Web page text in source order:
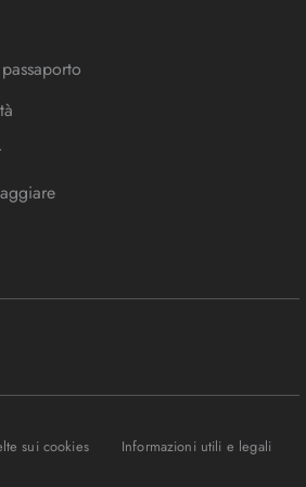
sui cookies Informazioni utili e legali